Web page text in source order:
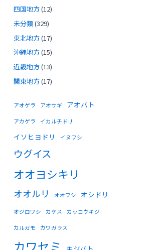
四国地方(12)
未分類(329)
東北地方(17)
沖縄地方(15)
近畿地方(13)
関東地方(17)
アオゲラ アオサギ アオバト
アカゲラ イカルチドリ
イソヒヨドリ イヌワシ
ウグイス
オオヨシキリ
オオルリ オオワシ オシドリ
オジロワシ カケス カッコウキジ
カルガモ カワガラス
カワセミ